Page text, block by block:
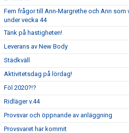
Fem frågor till Ann-Margrethe och Ann som
under vecka 44
Tänk på hastigheten!
Leverans av New Body
Städkväll
Aktivitetsdag på lördag!
Föl 2020?!?
Ridläger v.44
Provsvar och öppnande av anläggning
Provsvaret har kommit